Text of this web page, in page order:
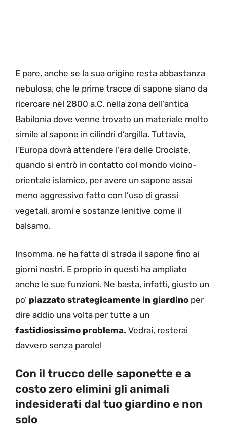
E pare, anche se la sua origine resta abbastanza
nebulosa, che le prime tracce di sapone siano da
ricercare nel 2800 a.C. nella zona dell’antica
Babilonia dove venne trovato un materiale molto
simile al sapone in cilindri d’argilla. Tuttavia,
l’Europa dovrà attendere l’era delle Crociate,
quando si entrò in contatto col mondo vicino-
orientale islamico, per avere un sapone assai
meno aggressivo fatto con l’uso di grassi
vegetali, aromi e sostanze lenitive come il
balsamo.
Insomma, ne ha fatta di strada il sapone fino ai
giorni nostri. E proprio in questi ha ampliato
anche le sue funzioni. Ne basta, infatti, giusto un
po’ piazzato strategicamente in giardino per
dire addio una volta per tutte a un
fastidiosissimo problema. Vedrai, resterai
davvero senza parole!
Con il trucco delle saponette e a
costo zero elimini gli animali
indesiderati dal tuo giardino e non
solo